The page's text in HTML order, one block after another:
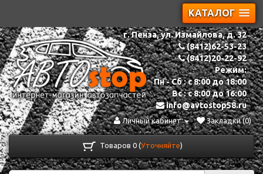
КАТАЛОГ
г. Пенза, ул. Измайлова, д. 32
(8412)62-53-23
(8412)20-22-92
Режим:
Пн - Сб : с 8:00 до 18:00
Вс : с 8:00 до 16:00
info@avtostop58.ru
Личный кабинет Закладки (0)
Товаров 0 (Уточняйте)